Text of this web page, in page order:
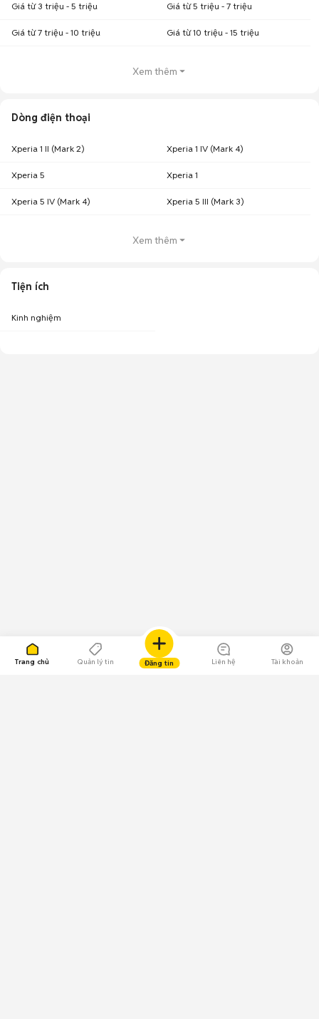
Trang chủ Quản lý tin Đăng tin Liên hệ Tài khoản
Giá từ 3 triệu - 5 triệu Giá từ 5 triệu - 7 triệu
Giá từ 7 triệu - 10 triệu Giá từ 10 triệu - 15 triệu
Xem thêm
Dòng điện thoại
Xperia 1 II (Mark 2) Xperia 1 IV (Mark 4)
Xperia 5 Xperia 1
Xperia 5 IV (Mark 4) Xperia 5 III (Mark 3)
Xem thêm
Tiện ích
Kinh nghiệm